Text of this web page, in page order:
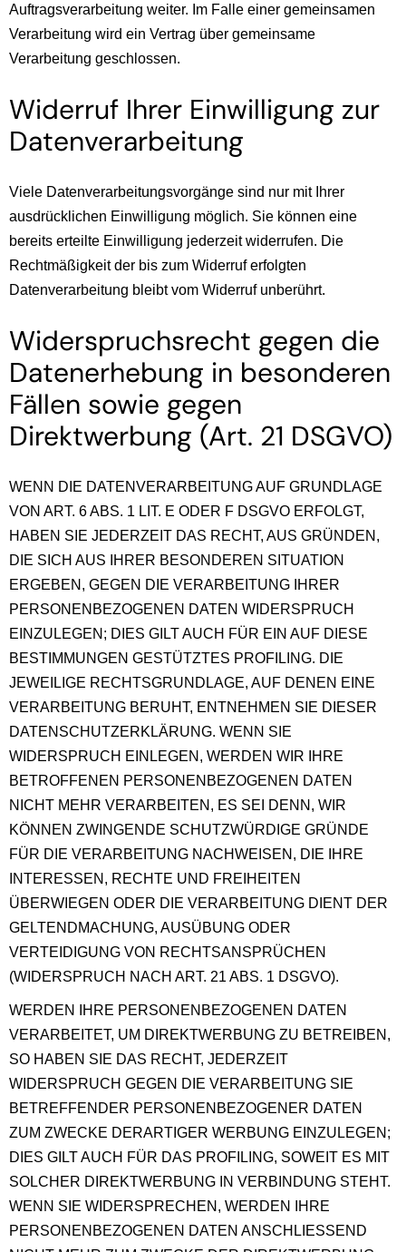
Auftragsverarbeitung weiter. Im Falle einer gemeinsamen
Verarbeitung wird ein Vertrag über gemeinsame
Verarbeitung geschlossen.
Widerruf Ihrer Einwilligung zur
Datenverarbeitung
Viele Datenverarbeitungsvorgänge sind nur mit Ihrer
ausdrücklichen Einwilligung möglich. Sie können eine
bereits erteilte Einwilligung jederzeit widerrufen. Die
Rechtmäßigkeit der bis zum Widerruf erfolgten
Datenverarbeitung bleibt vom Widerruf unberührt.
Widerspruchsrecht gegen die
Datenerhebung in besonderen
Fällen sowie gegen
Direktwerbung (Art. 21 DSGVO)
WENN DIE DATENVERARBEITUNG AUF GRUNDLAGE
VON ART. 6 ABS. 1 LIT. E ODER F DSGVO ERFOLGT,
HABEN SIE JEDERZEIT DAS RECHT, AUS GRÜNDEN,
DIE SICH AUS IHRER BESONDEREN SITUATION
ERGEBEN, GEGEN DIE VERARBEITUNG IHRER
PERSONENBEZOGENEN DATEN WIDERSPRUCH
EINZULEGEN; DIES GILT AUCH FÜR EIN AUF DIESE
BESTIMMUNGEN GESTÜTZTES PROFILING. DIE
JEWEILIGE RECHTSGRUNDLAGE, AUF DENEN EINE
VERARBEITUNG BERUHT, ENTNEHMEN SIE DIESER
DATENSCHUTZERKLÄRUNG. WENN SIE
WIDERSPRUCH EINLEGEN, WERDEN WIR IHRE
BETROFFENEN PERSONENBEZOGENEN DATEN
NICHT MEHR VERARBEITEN, ES SEI DENN, WIR
KÖNNEN ZWINGENDE SCHUTZWÜRDIGE GRÜNDE
FÜR DIE VERARBEITUNG NACHWEISEN, DIE IHRE
INTERESSEN, RECHTE UND FREIHEITEN
ÜBERWIEGEN ODER DIE VERARBEITUNG DIENT DER
GELTENDMACHUNG, AUSÜBUNG ODER
VERTEIDIGUNG VON RECHTSANSPRÜCHEN
(WIDERSPRUCH NACH ART. 21 ABS. 1 DSGVO).
WERDEN IHRE PERSONENBEZOGENEN DATEN
VERARBEITET, UM DIREKTWERBUNG ZU BETREIBEN,
SO HABEN SIE DAS RECHT, JEDERZEIT
WIDERSPRUCH GEGEN DIE VERARBEITUNG SIE
BETREFFENDER PERSONENBEZOGENER DATEN
ZUM ZWECKE DERARTIGER WERBUNG EINZULEGEN;
DIES GILT AUCH FÜR DAS PROFILING, SOWEIT ES MIT
SOLCHER DIREKTWERBUNG IN VERBINDUNG STEHT.
WENN SIE WIDERSPRECHEN, WERDEN IHRE
PERSONENBEZOGENEN DATEN ANSCHLIESSEND